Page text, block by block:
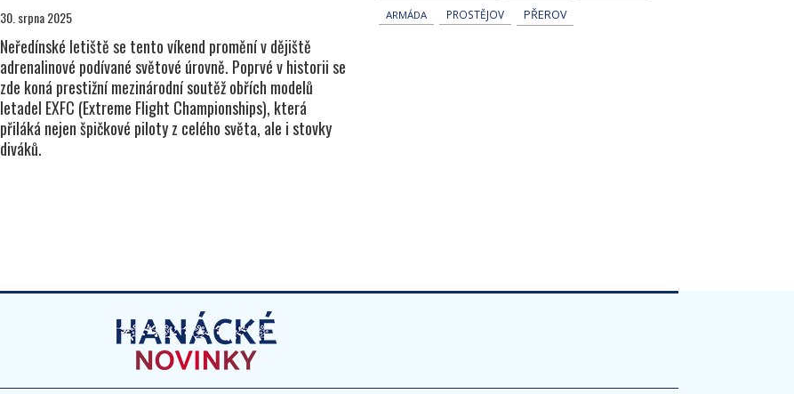
30. srpna 2025
Neředínské letiště se tento víkend promění v dějiště
adrenalinové podívané světové úrovně. Poprvé v historii se
zde koná prestižní mezinárodní soutěž obřích modelů
letadel EXFC (Extreme Flight Championships), která
přiláká nejen špičkové piloty z celého světa, ale i stovky
diváků.
ARMÁDA
PROSTĚJOV PŘEROV